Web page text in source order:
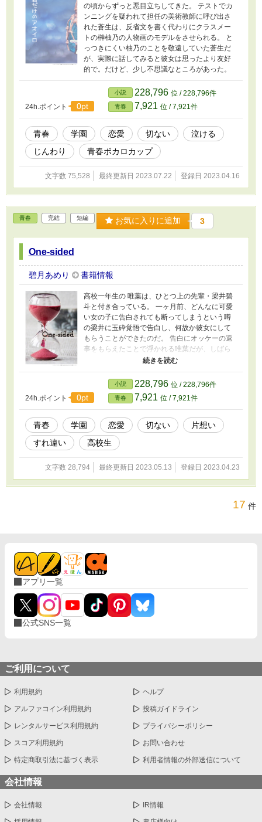
の頃からずっと悪目立ちしてきた。 テストでカ
ンニングを疑われて担任の美術教師に呼び出さ
れた蒼生は、反省文を書く代わりにクラスメー
トの榊柚乃の人物画のモデルをさせられる。 と
っつきにくい柚乃のことを敬遠していた蒼生だ
が、実際に話してみると彼女は思ったより友好
的で。だけど、少し不思議なところがあった。
24h.ポイント 0pt
小説 228,796 位 / 228,796件
青春 7,921 位 / 7,921件
青春 学園 恋愛 切ない
泣ける
じんわり
青春ボカロカップ
文字数 75,528 最終更新日 2023.07.22 登録日 2023.04.16
青春 完結 短編 お気に入りに追加 3
One-sided
碧月あめり 書籍情報
高校一年生の 唯葉は、ひとつ上の先輩・梁井碧
斗と付き合っている。 一ヶ月前、どんなに可愛
い女の子に告白されても断ってしまうという噂
の梁井に玉砕覚悟で告白し、何故か彼女にして
もらうことができたのだ。 告白にオッケーの返
事をもらえたことで浮かれる唯葉だが、しばら
くして、梁井が唯葉の告白を受け入れた本当の
24h.ポイント 0pt
小説 228,796 位 / 228,796件
青春 7,921 位 / 7,921件
青春 学園 恋愛 切ない
片想い
すれ違い
高校生
文字数 28,794 最終更新日 2023.05.13 登録日 2023.04.23
17 件
アプリ一覧
公式SNS一覧
ご利用について
利用規約 ヘルプ
アルファコイン利用規約 投稿ガイドライン
レンタルサービス利用規約 プライバシーポリシー
スコア利用規約 お問い合わせ
特定商取引法に基づく表示 利用者情報の外部送信について
会社情報
会社情報 IR情報